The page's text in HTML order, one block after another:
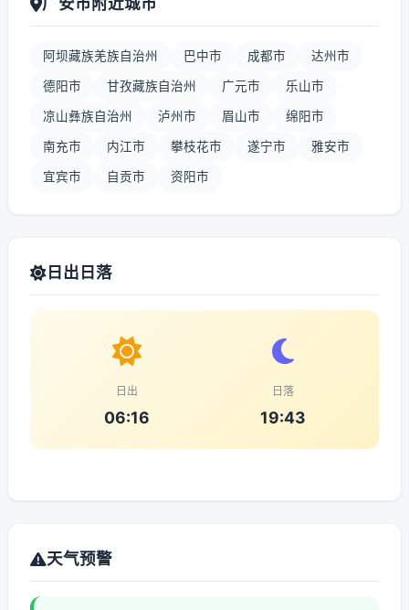
阿坝藏族羌族自治州 巴中市 成都市 达州市
德阳市 甘孜藏族自治州 广元市 乐山市
凉山彝族自治州 泸州市 眉山市 绵阳市
南充市 内江市 攀枝花市 遂宁市 雅安市
宜宾市 自贡市 资阳市
日出日落
日出
06:16
日落
19:43
天气预警